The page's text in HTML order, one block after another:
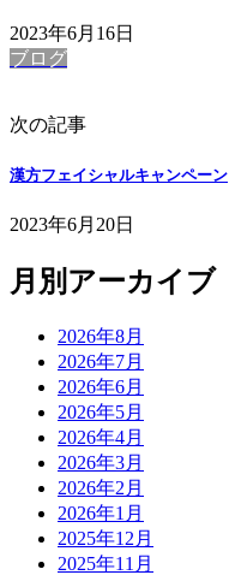
2023年6月16日
ブログ
次の記事
漢方フェイシャルキャンペーン
2023年6月20日
月別アーカイブ
2026年8月
2026年7月
2026年6月
2026年5月
2026年4月
2026年3月
2026年2月
2026年1月
2025年12月
2025年11月